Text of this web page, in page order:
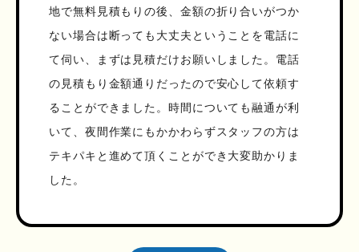
地で無料見積もりの後、金額の折り合いがつか
ない場合は断っても大丈夫ということを電話に
て伺い、まずは見積だけお願いしました。電話
の見積もり金額通りだったので安心して依頼す
ることができました。時間についても融通が利
いて、夜間作業にもかかわらずスタッフの方は
テキパキと進めて頂くことができ大変助かりま
した。